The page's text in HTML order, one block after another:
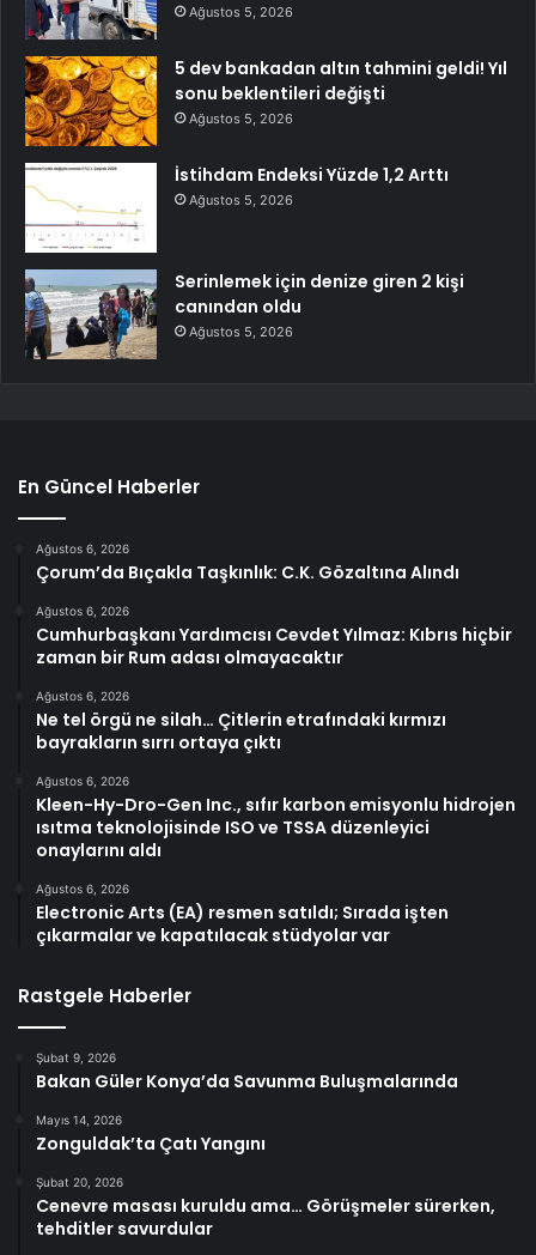
Ağustos 5, 2026
5 dev bankadan altın tahmini geldi! Yıl
sonu beklentileri değişti
Ağustos 5, 2026
İstihdam Endeksi Yüzde 1,2 Arttı
Ağustos 5, 2026
Serinlemek için denize giren 2 kişi
canından oldu
Ağustos 5, 2026
En Güncel Haberler
Ağustos 6, 2026
Çorum’da Bıçakla Taşkınlık: C.K. Gözaltına Alındı
Ağustos 6, 2026
Cumhurbaşkanı Yardımcısı Cevdet Yılmaz: Kıbrıs hiçbir
zaman bir Rum adası olmayacaktır
Ağustos 6, 2026
Ne tel örgü ne silah… Çitlerin etrafındaki kırmızı
bayrakların sırrı ortaya çıktı
Ağustos 6, 2026
Kleen-Hy-Dro-Gen Inc., sıfır karbon emisyonlu hidrojen
ısıtma teknolojisinde ISO ve TSSA düzenleyici
onaylarını aldı
Ağustos 6, 2026
Electronic Arts (EA) resmen satıldı; Sırada işten
çıkarmalar ve kapatılacak stüdyolar var
Rastgele Haberler
Şubat 9, 2026
Bakan Güler Konya’da Savunma Buluşmalarında
Mayıs 14, 2026
Zonguldak’ta Çatı Yangını
Şubat 20, 2026
Cenevre masası kuruldu ama… Görüşmeler sürerken,
tehditler savurdular